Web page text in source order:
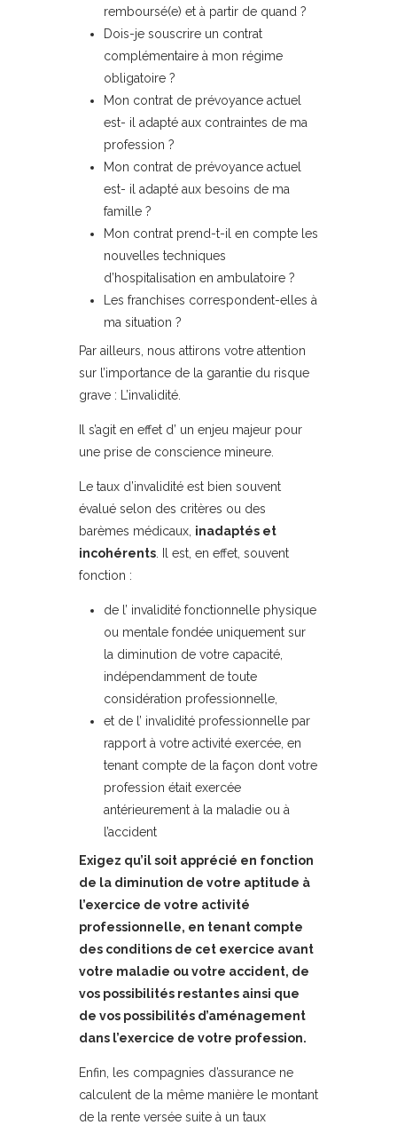
remboursé(e) et à partir de quand ?
Dois-je souscrire un contrat
complémentaire à mon régime
obligatoire ?
Mon contrat de prévoyance actuel
est- il adapté aux contraintes de ma
profession ?
Mon contrat de prévoyance actuel
est- il adapté aux besoins de ma
famille ?
Mon contrat prend-t-il en compte les
nouvelles techniques
d’hospitalisation en ambulatoire ?
Les franchises correspondent-elles à
ma situation ?
Par ailleurs, nous attirons votre attention
sur l’importance de la garantie du risque
grave : L’invalidité.
Il s’agit en effet d’ un enjeu majeur pour
une prise de conscience mineure.
Le taux d’invalidité est bien souvent
évalué selon des critères ou des
barèmes médicaux, inadaptés et
incohérents . Il est, en effet, souvent
fonction :
de l’ invalidité fonctionnelle physique
ou mentale fondée uniquement sur
la diminution de votre capacité,
indépendamment de toute
considération professionnelle,
et de l’ invalidité professionnelle par
rapport à votre activité exercée, en
tenant compte de la façon dont votre
profession était exercée
antérieurement à la maladie ou à
l’accident
Exigez qu’il soit apprécié en fonction
de la diminution de votre aptitude à
l’exercice de votre activité
professionnelle, en tenant compte
des conditions de cet exercice avant
votre maladie ou votre accident, de
vos possibilités restantes ainsi que
de vos possibilités d’aménagement
dans l’exercice de votre profession.
Enfin, les compagnies d’assurance ne
calculent de la même manière le montant
de la rente versée suite à un taux